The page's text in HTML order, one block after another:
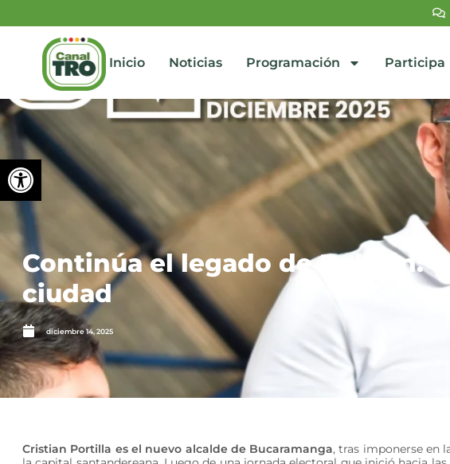
Abrir barra de herramientas
Inicio Noticias Programación Participa
Continúa el legado de Beltrán:
ciudad
diciembre 14, 2025
Cristian Portilla es el nuevo alcalde de Bucaramanga, tras imponerse en